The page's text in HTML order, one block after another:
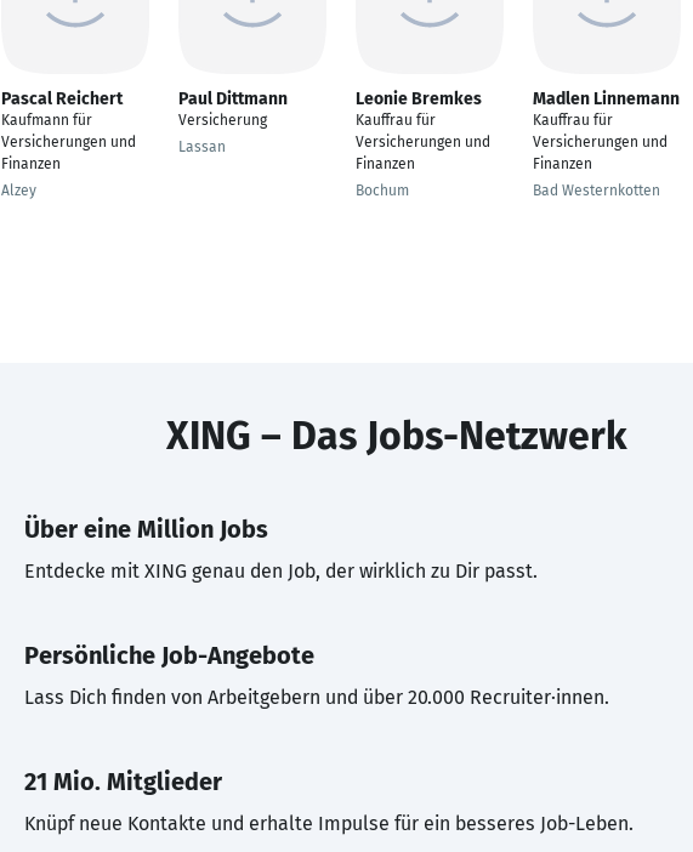
Pascal Reichert
Kaufmann für
Versicherungen und
Finanzen
Alzey
Paul Dittmann
Versicherung
Lassan
Leonie Bremkes
Kauffrau für
Versicherungen und
Finanzen
Bochum
Madlen Linnemann
Kauffrau für
Versicherungen und
Finanzen
Bad Westernkotten
XING – Das Jobs-Netzwerk
Über eine Million Jobs
Entdecke mit XING genau den Job, der wirklich zu Dir passt.
Persönliche Job-Angebote
Lass Dich finden von Arbeitgebern und über 20.000 Recruiter·innen.
21 Mio. Mitglieder
Knüpf neue Kontakte und erhalte Impulse für ein besseres Job-Leben.